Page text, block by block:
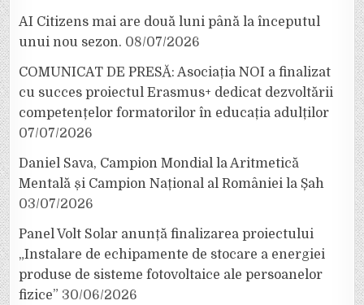
AI Citizens mai are două luni până la începutul
unui nou sezon. 08/07/2026
COMUNICAT DE PRESĂ: Asociația NOI a finalizat
cu succes proiectul Erasmus+ dedicat dezvoltării
competențelor formatorilor în educația adulților
07/07/2026
Daniel Sava, Campion Mondial la Aritmetică
Mentală și Campion Național al României la Șah
03/07/2026
Panel Volt Solar anunță finalizarea proiectului
„Instalare de echipamente de stocare a energiei
produse de sisteme fotovoltaice ale persoanelor
fizice” 30/06/2026